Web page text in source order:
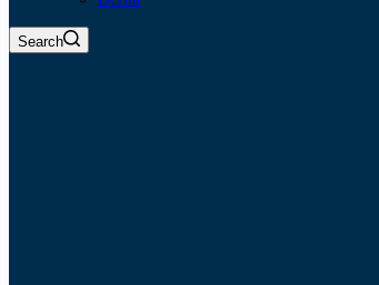
Search